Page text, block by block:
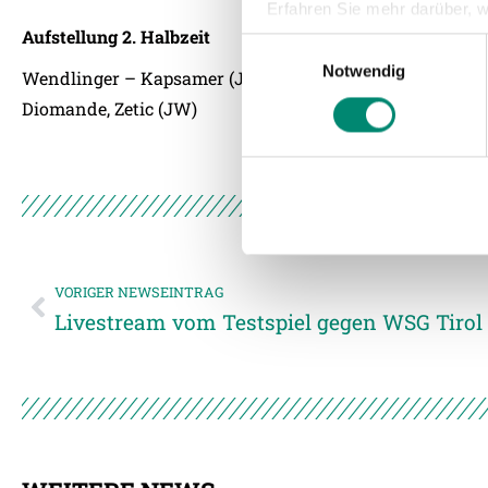
Erfahren Sie mehr darüber,
Einzelheitenfest.
und die Zugriffe auf unsere
Notwendig
Aufstellung 2. Halbzeit
Wendlinger – Kapsamer (JW), Wiesinger, Malic –
Diomande, Zetic (JW)
VORIGER NEWSEINTRAG
Livestream vom Testspiel gegen WSG Tirol